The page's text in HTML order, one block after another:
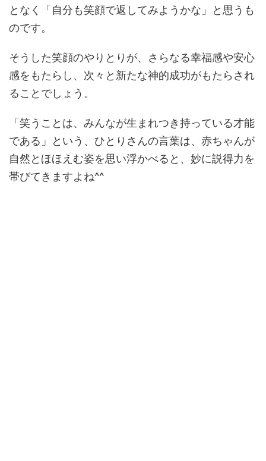
となく「自分も笑顔で返してみようかな」と思うも
のです。
そうした笑顔のやりとりが、さらなる幸福感や安心
感をもたらし、次々と新たな神的成功がもたらされ
ることでしょう。
「笑うことは、みんなが生まれつき持っている才能
である」という、ひとりさんの言葉は、赤ちゃんが
自然とほほえむ姿を思い浮かべると、妙に説得力を
帯びてきますよね^^